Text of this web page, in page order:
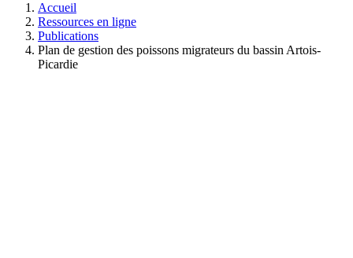
Accueil
Ressources en ligne
Publications
Plan de gestion des poissons migrateurs du bassin Artois-
Picardie